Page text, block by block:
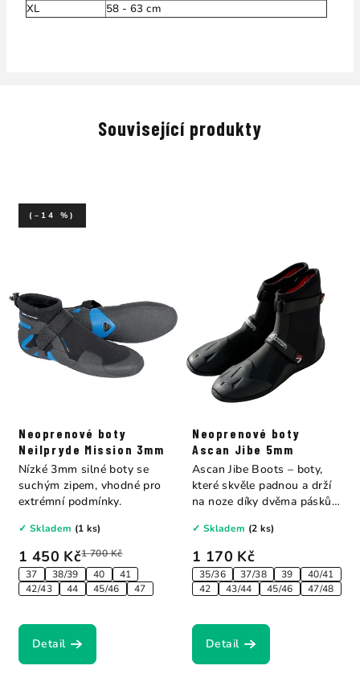
XL
58 - 63 cm
Související produkty
Neoprenové boty
Neilpryde Mission 3mm
1 450 Kč1 700 Kč
(–14 %)
37 38/39 40
41
42/43
44 45/46 47
✓ Skladem (1 ks)
Detail
Nízké 3mm silné boty se
suchým zipem, vhodné pro
extrémní podmínky.
Neoprenové boty
Ascan Jibe 5mm
1 170 Kč
35/36 37/38 39
40/41
42
43/44 45/46 47/48
✓ Skladem (2 ks)
Detail
Ascan Jibe Boots – boty,
které skvěle padnou a drží
na noze díky dvěma páskům